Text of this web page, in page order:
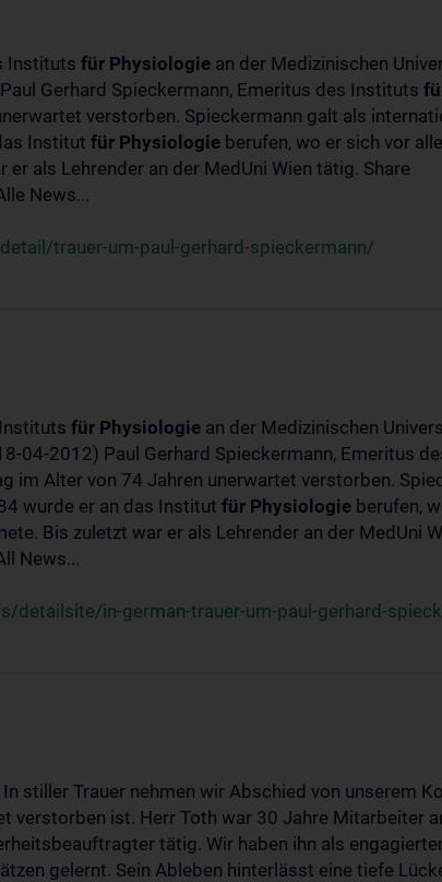
Instituts für Physiologie an der Medizinischen
Gerhard Spieckermann, Emeritus des Instituts
verstorben. Spieckermann galt als
Institut für Physiologie berufen, wo er sich vor
als Lehrender an der MedUni Wien tätig. Share
News...
trauer-um-paul-gerhard-spieckermann/
für Physiologie an der Medizinischen
04-2012) Paul Gerhard Spieckermann, Emeritus
im Alter von 74 Jahren unerwartet verstorben.
wurde er an das Institut für Physiologie berufen,
Bis zuletzt war er als Lehrender an der MedUni
News...
in-german-trauer-um-paul-gerhard-
stiller Trauer nehmen wir Abschied von unserem
verstorben ist. Herr Toth war 30 Jahre Mitarbeiter
tätig. Wir haben ihn als
gelernt. Sein Ableben hinterlässt eine tiefe